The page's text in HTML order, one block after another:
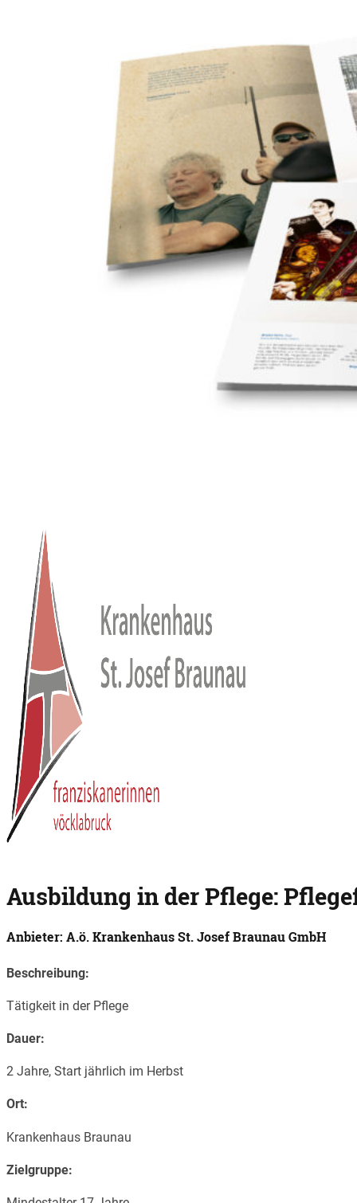
Ausbildung in der Pflege:
Anbieter: A.ö. Krankenhaus St. Josef Braunau GmbH
Beschreibung:
Tätigkeit in der Pflege
Dauer:
2 Jahre, Start jährlich im Herbst
Ort:
Krankenhaus Braunau
Zielgruppe: